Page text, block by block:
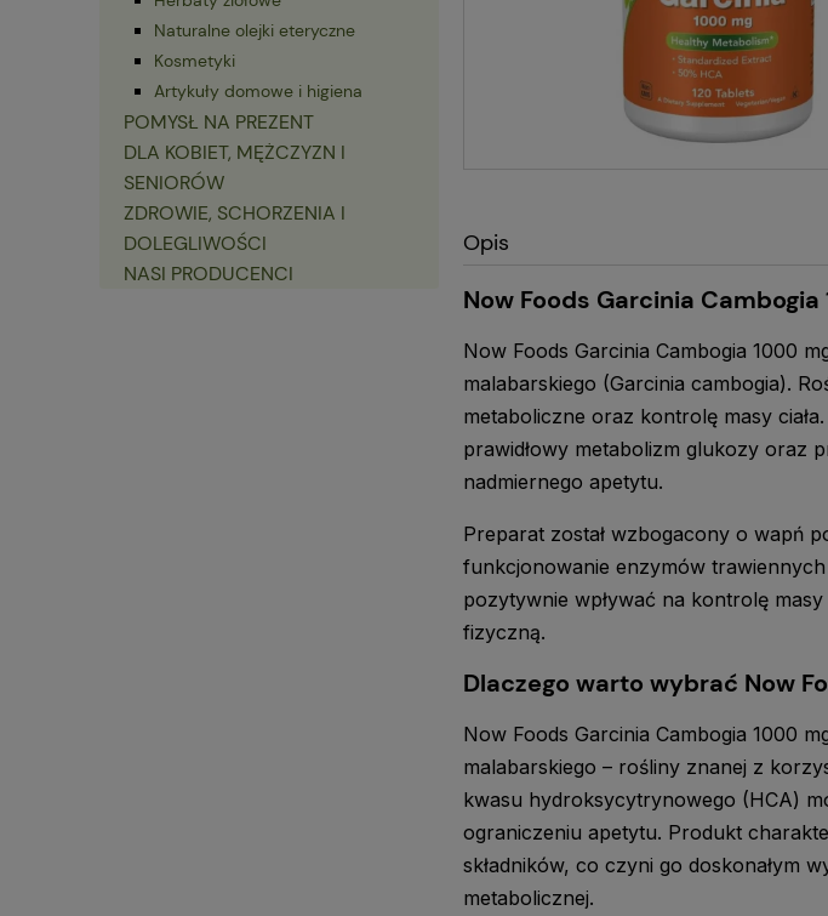
Naturalne olejki eteryczne
Kosmetyki
Artykuły domowe i higiena
POMYSŁ NA PREZENT
DLA KOBIET, MĘŻCZYZN I
SENIORÓW
ZDROWIE, SCHORZENIA I
DOLEGLIWOŚCI
NASI PRODUCENCI
Opis
Now Foods Garcinia
Now Foods Garcinia Cambogia 1000
malabarskiego (Garcinia cambogia).
metaboliczne oraz kontrolę masy
prawidłowy metabolizm glukozy oraz
nadmiernego apetytu.
Preparat został wzbogacony o wapń
funkcjonowanie enzymów
pozytywnie wpływać na kontrolę
fizyczną.
Dlaczego warto wybrać Now
Now Foods Garcinia Cambogia 1000
malabarskiego – rośliny znanej z
kwasu hydroksycytrynowego (HCA)
ograniczeniu apetytu. Produkt
składników, co czyni go doskonałym
metabolicznej.